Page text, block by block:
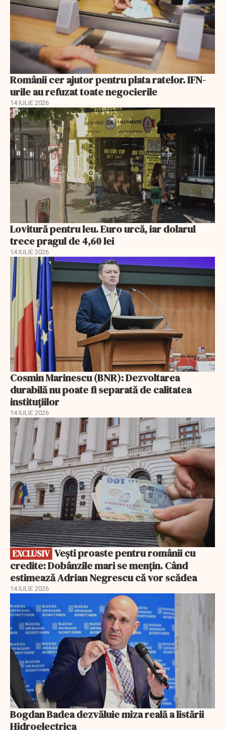
Românii cer ajutor pentru plata ratelor. IFN-
urile au refuzat toate negocierile
14 IULIE 2026
Lovitură pentru leu. Euro urcă, iar dolarul
trece pragul de 4,60 lei
14 IULIE 2026
Cosmin Marinescu (BNR): Dezvoltarea
durabilă nu poate fi separată de calitatea
instituțiilor
14 IULIE 2026
EXCLUSIV
EXCLUSIV
credite: Dobânzile mari se mențin. Când
estimează Adrian Negrescu că vor scădea
14 IULIE 2026
Bogdan Badea dezvăluie miza reală a listării
Hidroelectrica